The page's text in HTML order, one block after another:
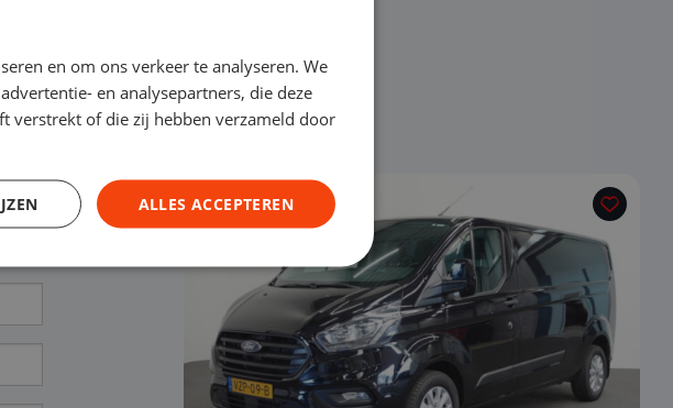
€ 32.290
en om ons verkeer te analyseren. We
en analysepartners, die deze
verstrekt of die zij hebben verzameld door
ALLES ACCEPTEREN